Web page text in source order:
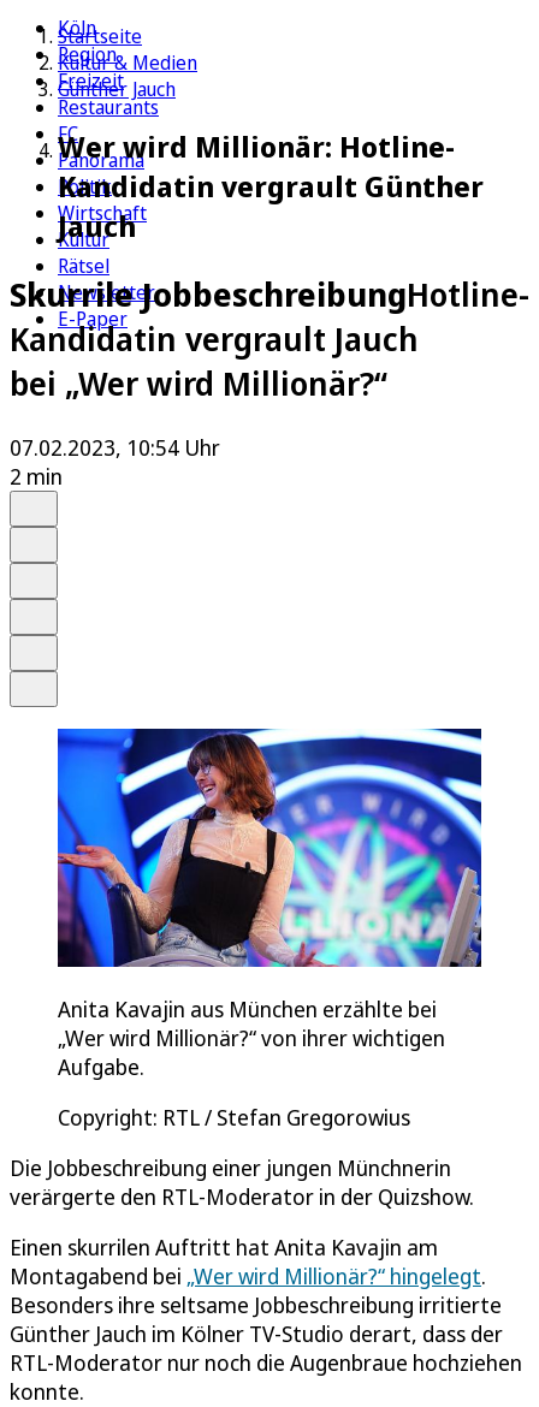
Köln
Region
Freizeit
Restaurants
FC
Panorama
Politik
Wirtschaft
Kultur
Rätsel
Newsletter
E-Paper
Startseite
Kultur & Medien
Günther Jauch
Wer wird Millionär: Hotline-
Kandidatin vergrault Günther
Jauch
Skurrile JobbeschreibungHotline-
Kandidatin vergrault Jauch
bei „Wer wird Millionär?“
07.02.2023, 10:54 Uhr
2 min
Anita Kavajin aus München erzählte bei
„Wer wird Millionär?“ von ihrer wichtigen
Aufgabe.
Copyright: RTL / Stefan Gregorowius
Die Jobbeschreibung einer jungen Münchnerin
verärgerte den RTL-Moderator in der Quizshow.
Einen skurrilen Auftritt hat Anita Kavajin am
Montagabend bei „Wer wird Millionär?“ hingelegt.
Besonders ihre seltsame Jobbeschreibung irritierte
Günther Jauch im Kölner TV-Studio derart, dass der
RTL-Moderator nur noch die Augenbraue hochziehen
konnte.